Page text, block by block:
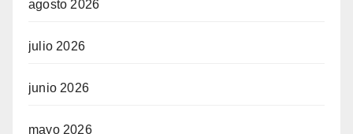
agosto 2026
julio 2026
junio 2026
mayo 2026